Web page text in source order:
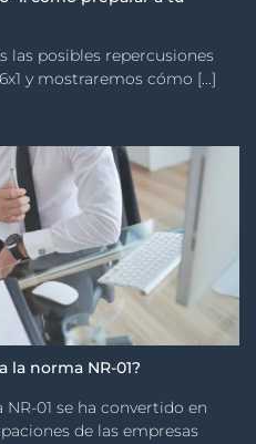
las posibles repercusiones
y mostraremos cómo [...]
la norma NR-01?
01 se ha convertido en
de las empresas